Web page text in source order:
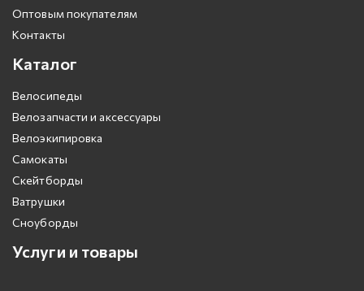
Оптовым покупателям
Контакты
Каталог
Велосипеды
Велозапчасти и аксессуары
Велоэкипировка
Самокаты
Скейтборды
Ватрушки
Сноуборды
Услуги и товары